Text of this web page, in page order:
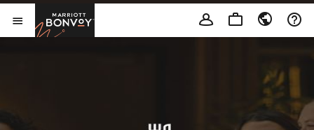
Skip to Content